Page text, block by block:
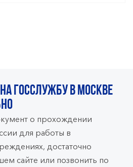
госслужбу в Москве
о прохождении
для работы в
достаточно
сайте или позвонить по